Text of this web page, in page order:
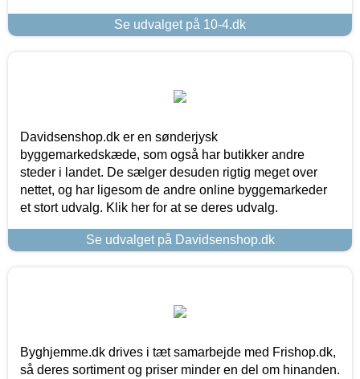
Se udvalget på 10-4.dk
Davidsenshop.dk er en sønderjysk
byggemarkedskæde, som også har butikker andre
steder i landet. De sælger desuden rigtig meget over
nettet, og har ligesom de andre online byggemarkeder
et stort udvalg. Klik her for at se deres udvalg.
Se udvalget på Davidsenshop.dk
Byghjemme.dk drives i tæt samarbejde med Frishop.dk,
så deres sortiment og priser minder en del om hinanden.